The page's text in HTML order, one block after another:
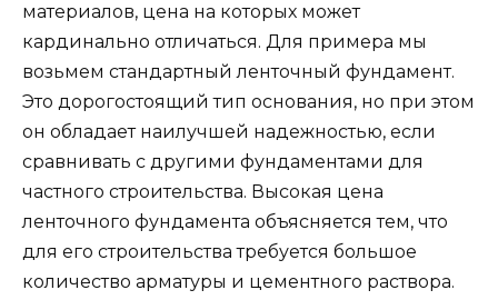
материалов, цена на которых может
кардинально отличаться. Для примера мы
возьмем стандартный ленточный фундамент.
Это дорогостоящий тип основания, но при этом
он обладает наилучшей надежностью, если
сравнивать с другими фундаментами для
частного строительства. Высокая цена
ленточного фундамента объясняется тем, что
для его строительства требуется большое
количество арматуры и цементного раствора.